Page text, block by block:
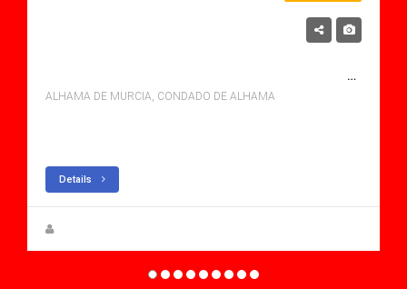
ZU VERKAUFEN APARTMENT IN CONDADO DE ALHAMA, ALHAMA DE MURCIA MIT POOL
ALHAMA DE MURCIA, CONDADO DE ALHAMA
Details